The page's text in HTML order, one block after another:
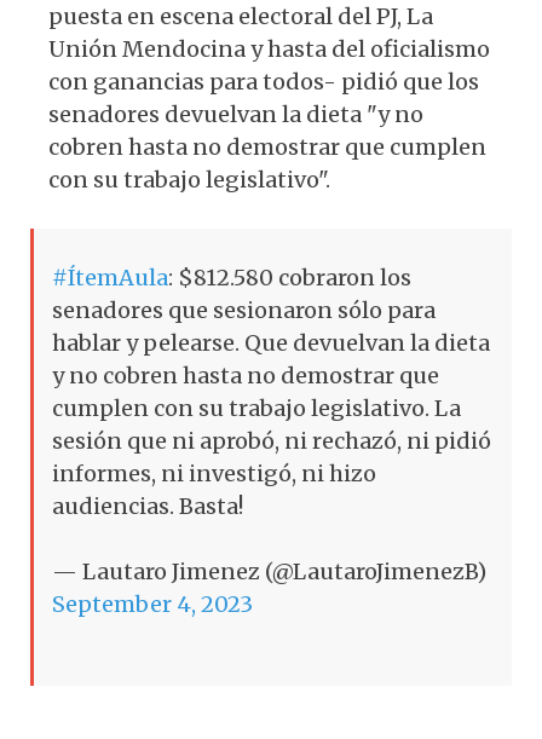
puesta en escena electoral del PJ, La
Unión Mendocina y hasta del oficialismo
con ganancias para todos- pidió que los
senadores devuelvan la dieta "y no
cobren hasta no demostrar que cumplen
con su trabajo legislativo".
#ÍtemAula: $812.580 cobraron los
senadores que sesionaron sólo para
hablar y pelearse. Que devuelvan la dieta
y no cobren hasta no demostrar que
cumplen con su trabajo legislativo. La
sesión que ni aprobó, ni rechazó, ni pidió
informes, ni investigó, ni hizo
audiencias. Basta!
— Lautaro Jimenez (@LautaroJimenezB)
September 4, 2023